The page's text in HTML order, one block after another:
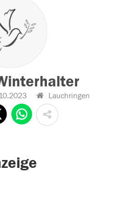
Lauchringen